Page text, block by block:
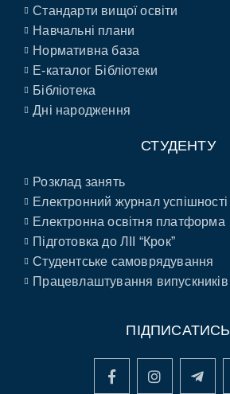
Стандарти вищої освіти
Навчальні плани
Нормативна база
E-каталог Бібліотеки
Бібліотека
Дні народження
СТУДЕНТУ
Розклад занять
Електронний журнал успішності
Електронна освітня платформа
Підготовка до ЛІІ “Крок”
Студентське самоврядування
Працевлаштування випускників
ПІДПИСАТИСЬ